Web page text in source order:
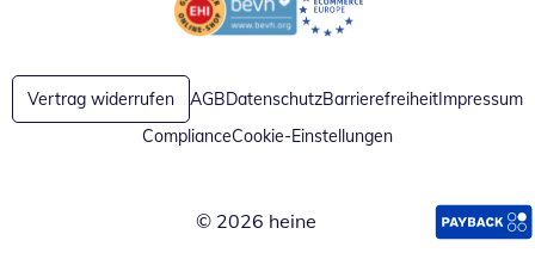
Öffnet in neuem FensterÖffnet in neuem Fenster
Vertrag widerrufen AGBDatenschutzBarrierefreiheitImpressum
ComplianceCookie-Einstellungen
© 2026 heine